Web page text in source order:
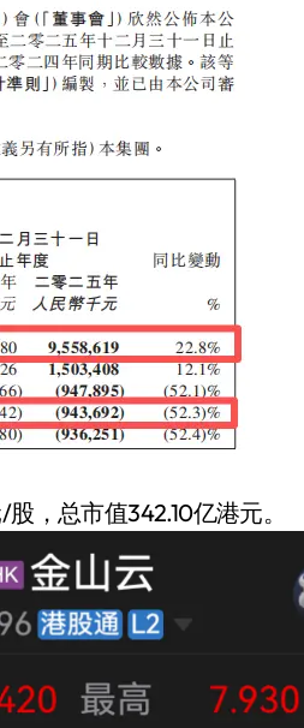
，总市值342.10亿港元。